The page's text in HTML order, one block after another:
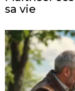
sa vie